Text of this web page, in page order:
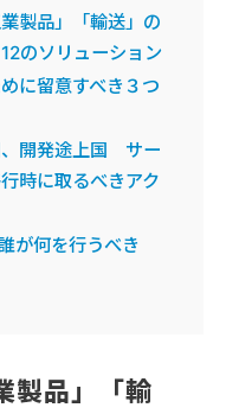
製品」「輸送」の
のソリューション
に留意すべき３つ
、開発途上国 サー
時に取るべきアク
が何を行うべき
製品」「輸